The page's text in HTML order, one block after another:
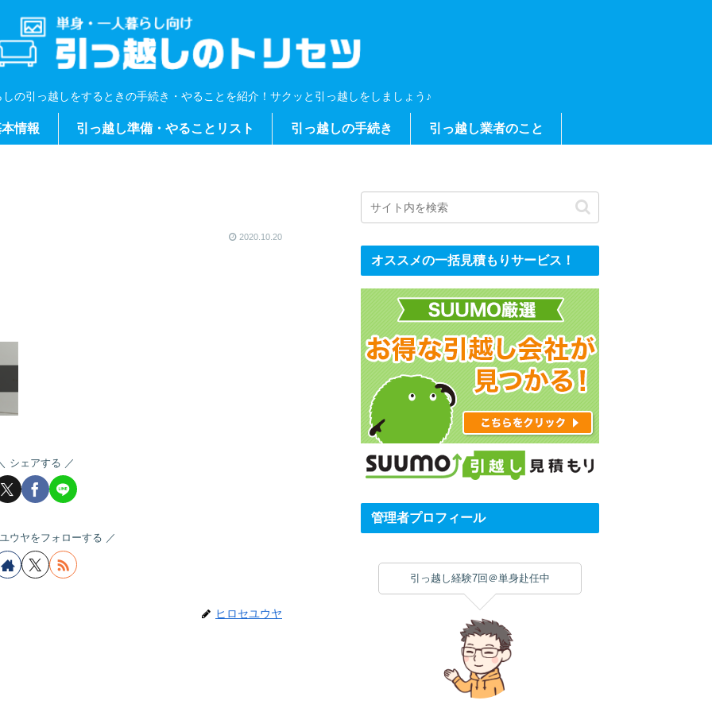
の引っ越しをするときの手続き・やることを紹介！サクッと引っ越しをしましょう♪
情報 引っ越し準備・やることリスト 引っ越しの手続き 引っ越し業者のこと
2020.10.20
シェアする
ウヤをフォローする
ヒロセユウヤ
オススメの一括見積もりサービス！
管理者プロフィール
引っ越し経験7回＠単身赴任中